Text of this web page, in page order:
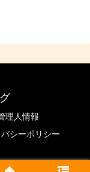
理人情報
シーポリシー